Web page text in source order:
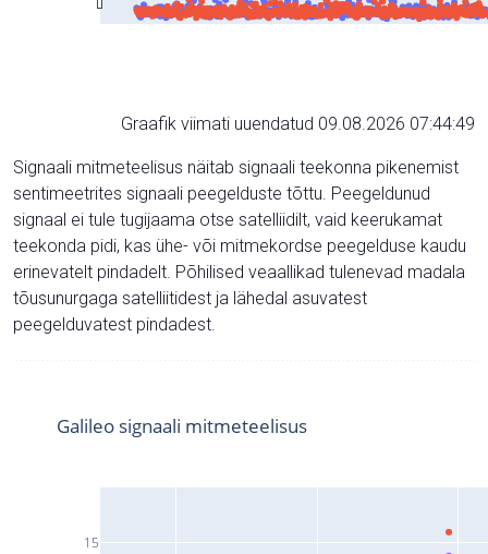
Graafik viimati uuendatud 09.08.2026 07:44:49
Signaali mitmeteelisus näitab signaali teekonna pikenemist
sentimeetrites signaali peegelduste tõttu. Peegeldunud
signaal ei tule tugijaama otse satelliidilt, vaid keerukamat
teekonda pidi, kas ühe- või mitmekordse peegelduse kaudu
erinevatelt pindadelt. Põhilised veaallikad tulenevad madala
tõusunurgaga satelliitidest ja lähedal asuvatest
peegelduvatest pindadest.
15
Galileo signaali mitmeteelisus